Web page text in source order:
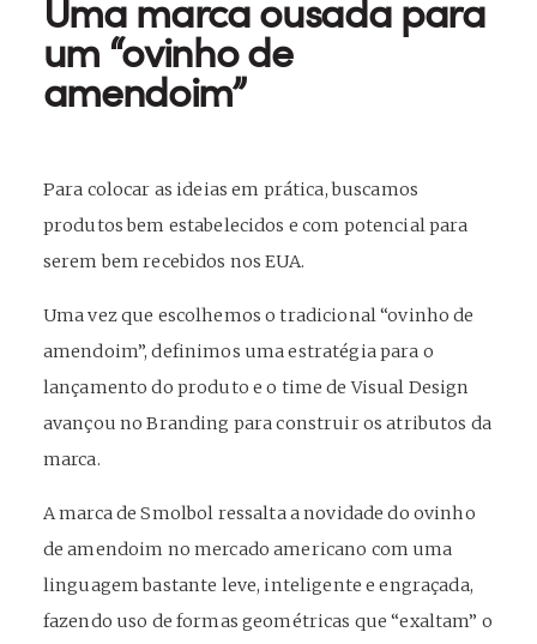
Uma marca ousada para
um “ovinho de
amendoim”
Para colocar as ideias em prática, buscamos
produtos bem estabelecidos e com potencial para
serem bem recebidos nos EUA.
Uma vez que escolhemos o tradicional “ovinho de
amendoim”, definimos uma estratégia para o
lançamento do produto e o time de Visual Design
avançou no Branding para construir os atributos da
marca.
A marca de Smolbol ressalta a novidade do ovinho
de amendoim no mercado americano com uma
linguagem bastante leve, inteligente e engraçada,
fazendo uso de formas geométricas que “exaltam” o